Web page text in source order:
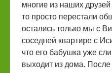
многие из наших
то просто перестали
остались только мы с
соседней квартире с
что его бабушка уже
выходит из дома.